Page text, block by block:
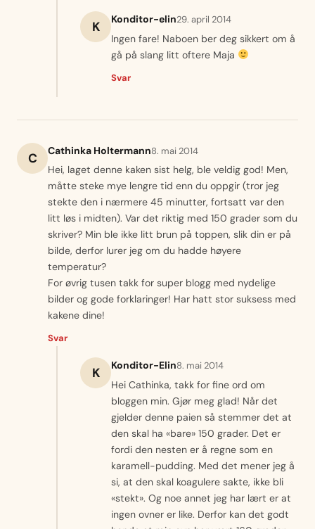
K Konditor-elin29. april 2014
Ingen fare! Naboen ber deg sikkert om å
gå på slang litt oftere Maja
Svar
C Cathinka Holtermann8. mai 2014
Hei, laget denne kaken sist helg, ble veldig god! Men,
måtte steke mye lengre tid enn du oppgir (tror jeg
stekte den i nærmere 45 minutter, fortsatt var den
litt løs i midten). Var det riktig med 150 grader som du
skriver? Min ble ikke litt brun på toppen, slik din er på
bilde, derfor lurer jeg om du hadde høyere
temperatur?
For øvrig tusen takk for super blogg med nydelige
bilder og gode forklaringer! Har hatt stor suksess med
kakene dine!
Svar
K Konditor-Elin8. mai 2014
Hei Cathinka, takk for fine ord om
bloggen min. Gjør meg glad! Når det
gjelder denne paien så stemmer det at
den skal ha «bare» 150 grader. Det er
fordi den nesten er å regne som en
karamell-pudding. Med det mener jeg å
si, at den skal koagulere sakte, ikke bli
«stekt». Og noe annet jeg har lært er at
ingen ovner er like. Derfor kan det godt